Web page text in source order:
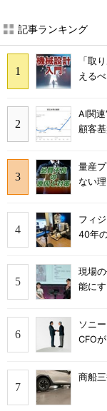
記事ランキング
「取
える
AI関
顧客
量産
ない
フィ
40年
現場
能に
ソニ
CFO
商船